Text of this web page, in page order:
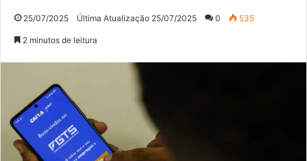
25/07/2025 Última Atualização 25/07/2025 0 535
2 minutos de leitura